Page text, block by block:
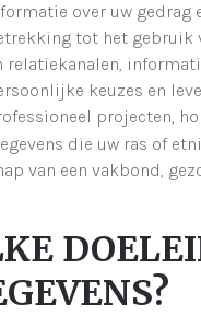
over uw gedrag
tot het gebruik
relatiekanalen,
keuzes en
projecten,
die uw ras of
van een vakbond,